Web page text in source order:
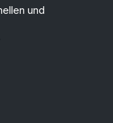
und